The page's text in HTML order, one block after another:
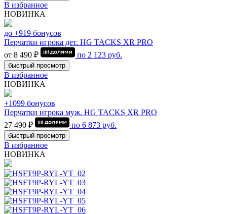
В избранное
НОВИНКА
до +919 бонусов
Перчатки игрока дет. HG TACKS XR PRO
от 8 490 ₽
по 2 123 руб.
быстрый просмотр
В избранное
НОВИНКА
+1099 бонусов
Перчатки игрока муж. HG TACKS XR PRO
27 490 ₽
по 6 873 руб.
быстрый просмотр
В избранное
НОВИНКА